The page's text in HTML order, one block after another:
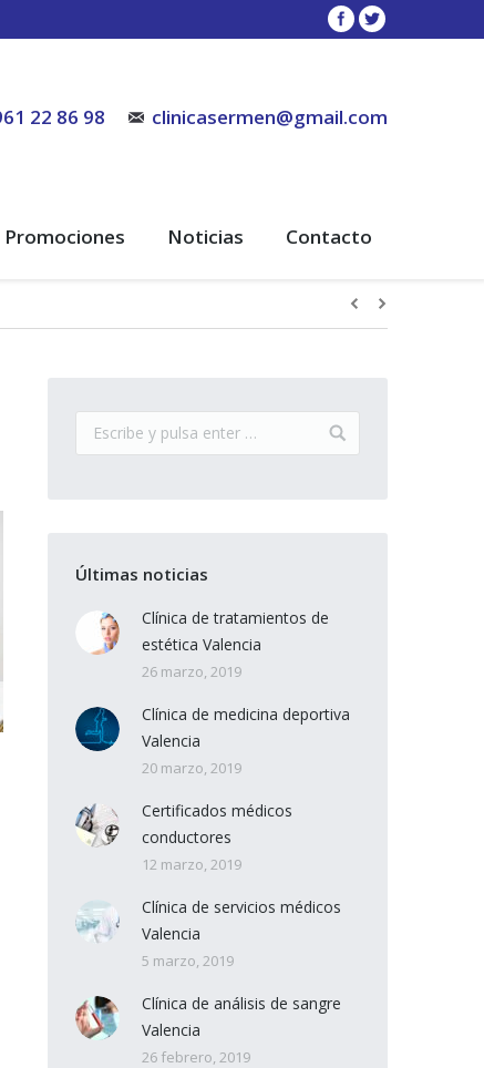
22 86 98 clinicasermen@gmail.com
Promociones Noticias Contacto
Últimas noticias
Clínica de tratamientos de
estética Valencia
26 marzo, 2019
Clínica de medicina deportiva
Valencia
20 marzo, 2019
Certificados médicos
conductores
12 marzo, 2019
Clínica de servicios médicos
Valencia
5 marzo, 2019
Clínica de análisis de sangre
Valencia
26 febrero, 2019